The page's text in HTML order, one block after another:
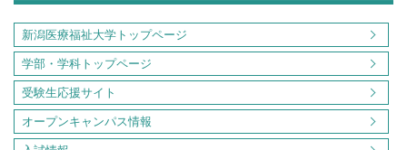
新潟医療福祉大学トップページ
学部・学科トップページ
受験生応援サイト
オープンキャンパス情報